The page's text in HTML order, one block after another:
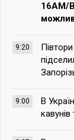
16AM/
9:20
Півтори
9:00
В